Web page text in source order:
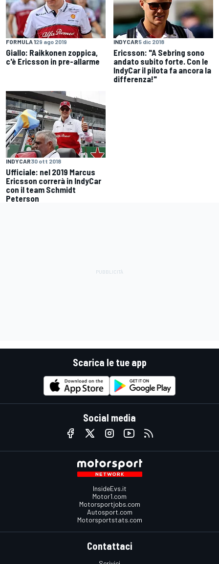
FORMULA 129 ago 2019
Giallo: Raikkonen zoppica,
c'è Ericsson in pre-allarme
INDYCAR5 dic 2018
Ericsson: "A Sebring sono
andato subito forte. Con le
IndyCar il pilota fa ancora la
differenza!"
INDYCAR30 ott 2018
Ufficiale: nel 2019 Marcus
Ericsson correrà in IndyCar
con il team Schmidt
Peterson
Scarica le tue app
Social media
InsideEvs.it
Motor1.com
Motorsportjobs.com
Autosport.com
Motorsportstats.com
Contattaci